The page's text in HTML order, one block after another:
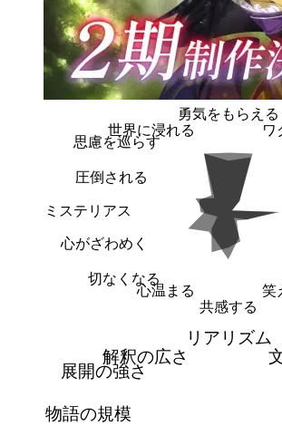
勇気をもらえる
ワ
笑
共感する
心温まる
切なくなる
心がざわめく
ミステリアス
圧倒される
思慮を巡らす
世界に浸れる
リアリズム
物語の規模
展開の強さ
解釈の広さ